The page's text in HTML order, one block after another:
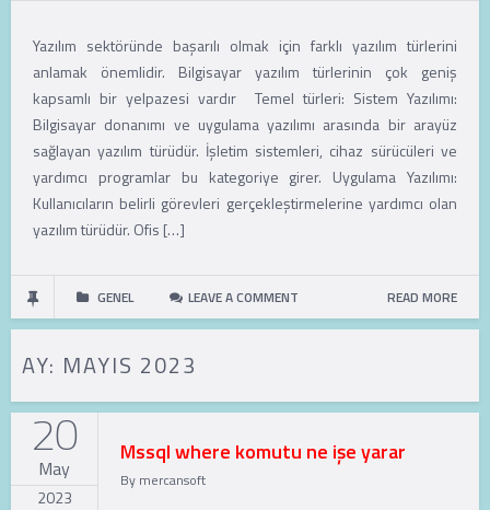
Yazılım sektöründe başarılı olmak için farklı yazılım türlerini
anlamak önemlidir. Bilgisayar yazılım türlerinin çok geniş
kapsamlı bir yelpazesi vardır Temel türleri: Sistem Yazılımı:
Bilgisayar donanımı ve uygulama yazılımı arasında bir arayüz
sağlayan yazılım türüdür. İşletim sistemleri, cihaz sürücüleri ve
yardımcı programlar bu kategoriye girer. Uygulama Yazılımı:
Kullanıcıların belirli görevleri gerçekleştirmelerine yardımcı olan
yazılım türüdür. Ofis […]
GENEL LEAVE A COMMENT READ MORE
AY: MAYIS 2023
20
May
2023
Mssql where komutu ne işe yarar
By mercansoft